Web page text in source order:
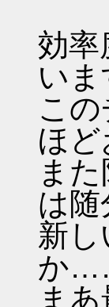
効率
いま
こ
ほ
ま
は
新
か
ま